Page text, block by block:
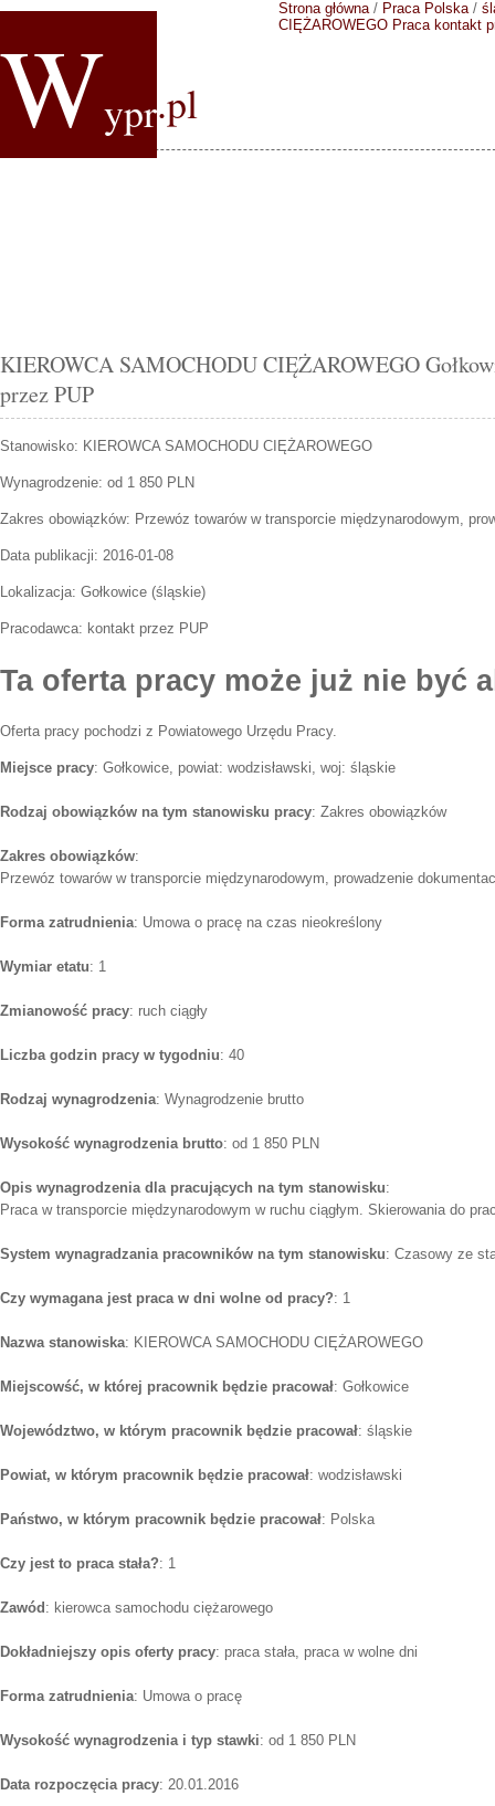
Wypr.pl
Strona główna/ Praca Polska/
CIĘŻAROWEGO Praca kontakt
KIEROWCA SAMOCHODU CIĘŻAROWEGO
przez PUP
Stanowisko: KIEROWCA SAMOCHODU CIĘŻAROWEGO
Wynagrodzenie: od 1 850 PLN
Zakres obowiązków: Przewóz towarów w transporcie międzynarodowym,
Data publikacji: 2016-01-08
Lokalizacja: Gołkowice (śląskie)
Pracodawca: kontakt przez PUP
Ta oferta pracy może już nie być
Oferta pracy pochodzi z Powiatowego Urzędu Pracy.
Miejsce pracy: Gołkowice, powiat: wodzisławski, woj: śląskie
Rodzaj obowiązków na tym stanowisku pracy: Zakres obowiązków
Zakres obowiązków:
Przewóz towarów w transporcie międzynarodowym, prowadzenie
Forma zatrudnienia: Umowa o pracę na czas nieokreślony
Wymiar etatu: 1
Zmianowość pracy: ruch ciągły
Liczba godzin pracy w tygodniu: 40
Rodzaj wynagrodzenia: Wynagrodzenie brutto
Wysokość wynagrodzenia brutto: od 1 850 PLN
Opis wynagrodzenia dla pracujących na tym stanowisku:
Praca w transporcie międzynarodowym w ruchu ciągłym. Skierowania do
System wynagradzania pracowników na tym stanowisku: Czasowy ze
Czy wymagana jest praca w dni wolne od pracy?: 1
Nazwa stanowiska: KIEROWCA SAMOCHODU CIĘŻAROWEGO
Miejscowść, w której pracownik będzie pracował: Gołkowice
Województwo, w którym pracownik będzie pracował: śląskie
Powiat, w którym pracownik będzie pracował: wodzisławski
Państwo, w którym pracownik będzie pracował: Polska
Czy jest to praca stała?: 1
Zawód : kierowca samochodu ciężarowego
Dokładniejszy opis oferty pracy: praca stała, praca w wolne dni
Forma zatrudnienia: Umowa o pracę
Wysokość wynagrodzenia i typ stawki: od 1 850 PLN
Data rozpoczęcia pracy: 20.01.2016